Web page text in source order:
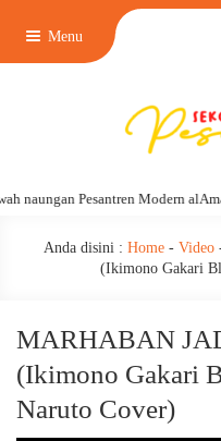
Menu
naungan Pesantren Modern
Anda disini : Home- Video
(Ikimono Gakari
MARHABAN
(Ikimono Gakari
Naruto Cover)